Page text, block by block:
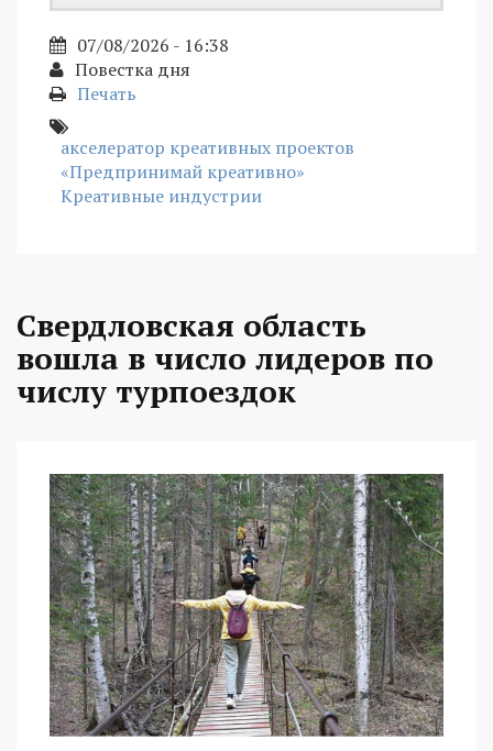
07/08/2026 - 16:38
Повестка дня
Печать
акселератор креативных проектов
«Предпринимай креативно»
Креативные индустрии
Свердловская область
вошла в число лидеров по
числу турпоездок